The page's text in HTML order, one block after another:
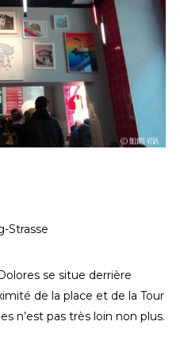
Strasse
se situe derrière
de la place et de la Tour
n’est pas très loin non plus.